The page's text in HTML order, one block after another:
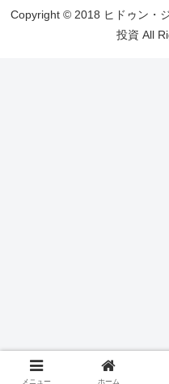
Copyright © 2018 ヒドゥン・
投資 All
メニュー ホーム